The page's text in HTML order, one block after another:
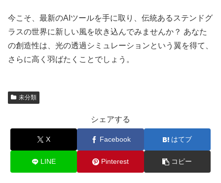
今こそ、最新のAIツールを手に取り、伝統あるステンドグ
ラスの世界に新しい風を吹き込んでみませんか？ あなた
の創造性は、光の透過シミュレーションという翼を得て、
さらに高く羽ばたくことでしょう。
未分類
シェアする
X Facebook はてブ
LINE Pinterest コピー